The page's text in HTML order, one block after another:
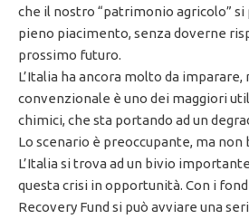
che il nostro “patrimonio agricolo”
pieno piacimento, senza doverne
prossimo futuro.
L’Italia ha ancora molto da imparare,
convenzionale è uno dei maggiori
chimici, che sta portando ad un
Lo scenario è preoccupante, ma non
L’Italia si trova ad un bivio
questa crisi in opportunità. Con i
Recovery Fund si può avviare una